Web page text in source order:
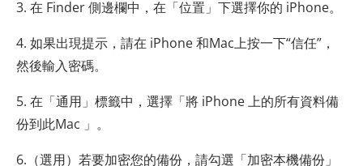
3. 在 Finder 側邊欄中，在「位置」下選擇你的 iPhone。
4. 如果出現提示，請在 iPhone 和Mac上按一下“信任”，
然後輸入密碼。
5. 在「通用」標籤中，選擇「將 iPhone 上的所有資料備
份到此Mac 」。
6.（選用）若要加密您的備份，請勾選「加密本機備份」